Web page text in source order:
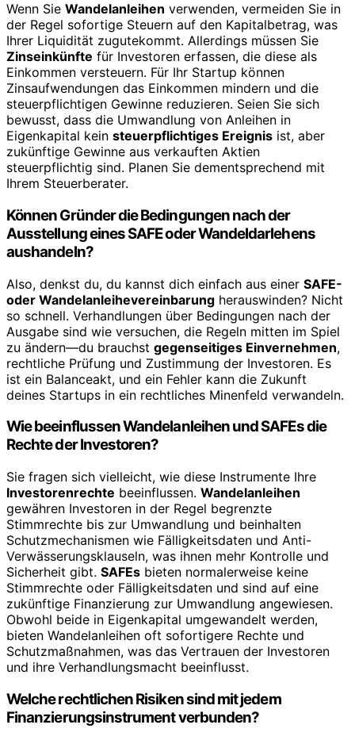
Wenn Sie Wandelanleihen verwenden, vermeiden Sie in
der Regel sofortige Steuern auf den Kapitalbetrag, was
Ihrer Liquidität zugutekommt. Allerdings müssen Sie
Zinseinkünfte für Investoren erfassen, die diese als
Einkommen versteuern. Für Ihr Startup können
Zinsaufwendungen das Einkommen mindern und die
steuerpflichtigen Gewinne reduzieren. Seien Sie sich
bewusst, dass die Umwandlung von Anleihen in
Eigenkapital kein steuerpflichtiges Ereignis ist, aber
zukünftige Gewinne aus verkauften Aktien
steuerpflichtig sind. Planen Sie dementsprechend mit
Ihrem Steuerberater.
Können Gründer die Bedingungen nach der
Ausstellung eines SAFE oder Wandeldarlehens
aushandeln?
Also, denkst du, du kannst dich einfach aus einer SAFE-
oder Wandelanleihevereinbarung herauswinden? Nicht
so schnell. Verhandlungen über Bedingungen nach der
Ausgabe sind wie versuchen, die Regeln mitten im Spiel
zu ändern—du brauchst gegenseitiges Einvernehmen,
rechtliche Prüfung und Zustimmung der Investoren. Es
ist ein Balanceakt, und ein Fehler kann die Zukunft
deines Startups in ein rechtliches Minenfeld verwandeln.
Wie beeinflussen Wandelanleihen und SAFEs die
Rechte der Investoren?
Sie fragen sich vielleicht, wie diese Instrumente Ihre
Investorenrechte beeinflussen. Wandelanleihen
gewähren Investoren in der Regel begrenzte
Stimmrechte bis zur Umwandlung und beinhalten
Schutzmechanismen wie Fälligkeitsdaten und Anti-
Verwässerungsklauseln, was ihnen mehr Kontrolle und
Sicherheit gibt. SAFEs bieten normalerweise keine
Stimmrechte oder Fälligkeitsdaten und sind auf eine
zukünftige Finanzierung zur Umwandlung angewiesen.
Obwohl beide in Eigenkapital umgewandelt werden,
bieten Wandelanleihen oft sofortigere Rechte und
Schutzmaßnahmen, was das Vertrauen der Investoren
und ihre Verhandlungsmacht beeinflusst.
Welche rechtlichen Risiken sind mit jedem
Finanzierungsinstrument verbunden?